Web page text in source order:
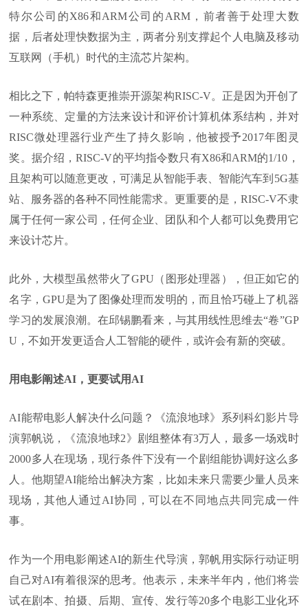
特尔公司的X86和ARM公司的ARM，前者善于处理大数
据，后者处理快数据为主，两者分别支撑起个人电脑及移动
互联网（手机）时代的主流芯片架构。
相比之下，帕特森更推崇开源架构RISC-V。正是因为开创了
一种系统、定量的方法来设计和评价计算机体系结构，并对
RISC微处理器行业产生了持久影响，他被授予2017年图灵
奖。据介绍，RISC-V的平均指令数只有X86和ARM的1/10，
且架构可以随意更改，可满足从智能手表、智能汽车到5G基
站、服务器的各种不同性能需求。更重要的是，RISC-V不隶
属于任何一家公司，任何企业、团队和个人都可以免费用它
来设计芯片。
此外，大模型虽然带火了GPU（图形处理器），但正如它的
名字，GPU是为了图像处理而发明的，而且恰巧碰上了机器
学习的发展浪潮。在邱锡鹏看来，与其用线性思维去“卷”GP
U，不如开发更适合人工智能的硬件，或许会有新的突破。
用电影阐述AI，更要试用AI
AI能帮电影人解决什么问题？《流浪地球》系列科幻影片导
演郭帆说，《流浪地球2》剧组整体有3万人，最多一场戏时
2000多人在现场，现行条件下没有一个剧组能协调好这么多
人。他期望AI能给出解决方案，比如未来只需要少量人员来
现场，其他人通过AI协同，可以在不同地点共同完成一件
事。
作为一个用电影阐述AI的新生代导演，郭帆用实际行动证明
自己对AI有着很深的思考。他表示，未来半年内，他们将尝
试在剧本、拍摄、后期、宣传、发行等20多个电影工业化环